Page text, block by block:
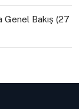
Bakış (27